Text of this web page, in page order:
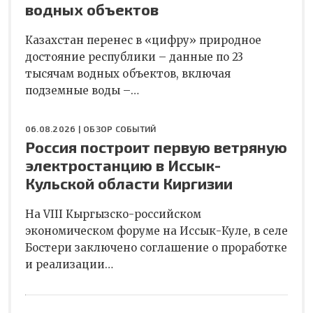
водных объектов
Казахстан перенес в «цифру» природное
достояние республики – данные по 23
тысячам водных объектов, включая
подземные воды –…
06.08.2026 | ОБЗОР СОБЫТИЙ
Россия построит первую ветряную
электростанцию в Иссык-
Кульской области Киргизии
На VIII Кыргызско-российском
экономическом форуме на Иссык-Куле, в селе
Бостери заключено соглашение о проработке
и реализации…